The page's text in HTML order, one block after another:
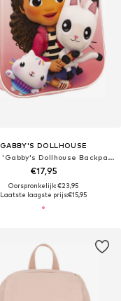
GABBY'S DOLLHOUSE
Rugzak 'Gabby's Dollhouse Backpack Kids – Pink 3D School Bag with Cats – Girls'
€17,95
Oorspronkelijk: €23,95
Laatste laagste prijs:€15,95